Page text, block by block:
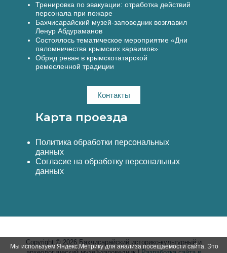
Тренировка по эвакуации: отработка действий
персонала при пожаре
Бахчисарайский музей-заповедник возглавил
Ленур Абдураманов
Состоялось тематическое мероприятие «Дни
паломничества крымских караимов»
Обряд реван в крымскотатарской
ремесленной традиции
Контакты
Карта проезда
Политика обработки персональных
данных
Согласие на обработку персональных
данных
Copyright © 2026 Бахчисарайский историко-культурный и
Мы используем Яндекс.Метрику для анализа посещаемости сайта. Это